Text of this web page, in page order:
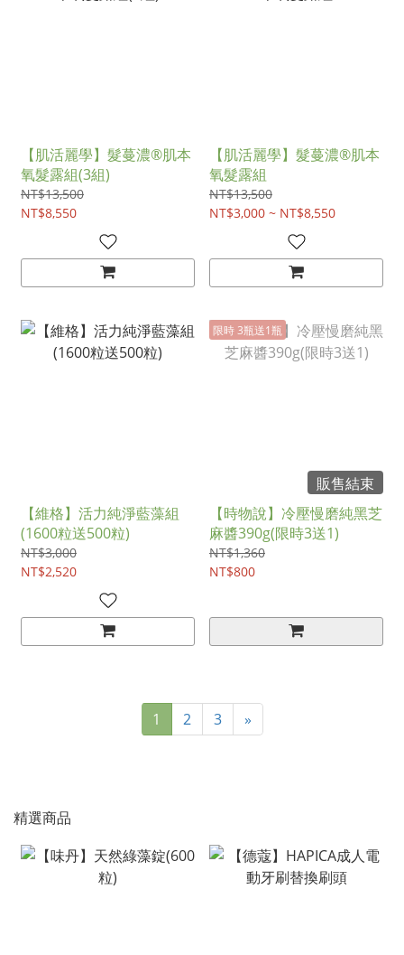
【肌活麗學】髮蔓濃®肌本
氧髮露組(3組)
NT$13,500
NT$8,550
【肌活麗學】髮蔓濃®肌本
氧髮露組
NT$13,500
NT$3,000 ~ NT$8,550
【維格】活力純淨藍藻組
(1600粒送500粒)
NT$3,000
NT$2,520
限時 3瓶送1瓶
販售結束
【時物說】冷壓慢磨純黑芝
麻醬390g(限時3送1)
NT$1,360
NT$800
1 2 3 »
精選商品